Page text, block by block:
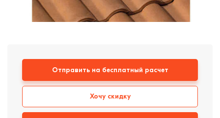
формовки
Клинкерная плитка
Отправить на бесплатный расчет
Хочу скидку